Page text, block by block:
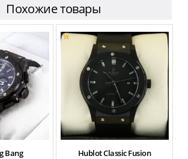
Похожие товары
Bang Hublot Classic Fusion